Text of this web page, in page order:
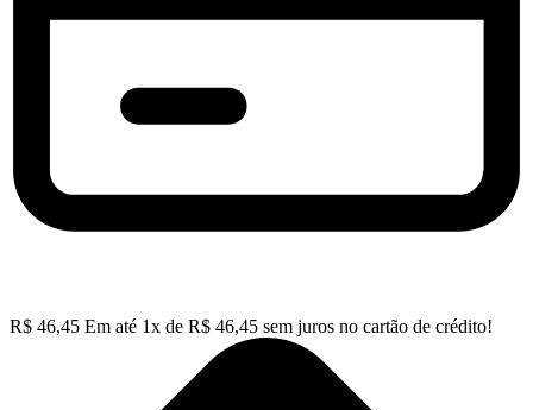
R$ 46,45 Em até 1x de R$ 46,45 sem juros no cartão de crédito!